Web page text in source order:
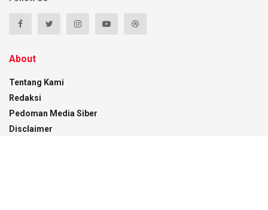
About
Tentang Kami
Redaksi
Pedoman Media Siber
Disclaimer